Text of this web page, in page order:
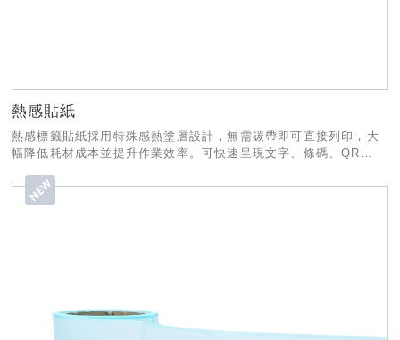
熱感貼紙
熱感標籤貼紙採用特殊感熱塗層設計，無需碳帶即可直接列印，大
幅降低耗材成本並提升作業效率。可快速呈現文字、條碼、QR